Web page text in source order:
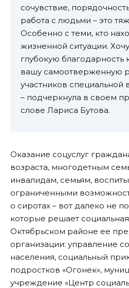
сочувствие,
работа с людьми – это
Особенно с теми, кто
жизненной ситуации.
глубокую благодарность
вашу самоотверженную
участников специальной
– подчеркнула в своем
слове Лариса Бутова.
Оказание соцуслуг
возраста, многодетным
инвалидам, семьям,
ограниченными
о сиротах – вот далеко не
которые решает
Октябрьском районе ее
организации: управление
населения, социальный
подростков «Огонек»,
учреждение «Центр